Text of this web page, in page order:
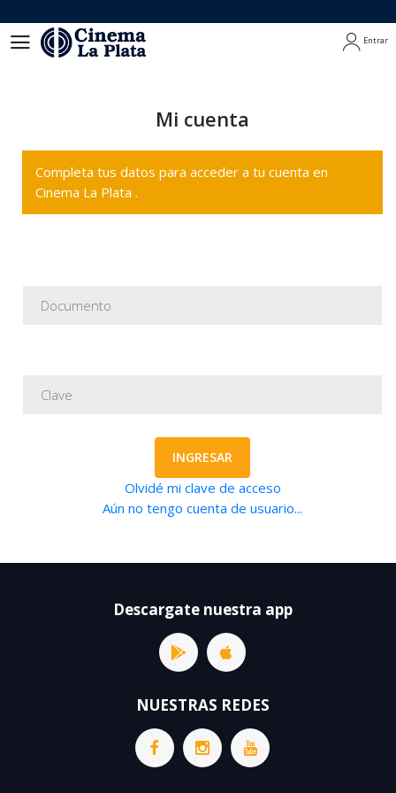
Entrar
Mi cuenta
Completa tus datos para acceder a tu cuenta en
Cinema La Plata .
INGRESAR
Olvidé mi clave de acceso
Aún no tengo cuenta de usuario...
Descargate nuestra app
NUESTRAS REDES